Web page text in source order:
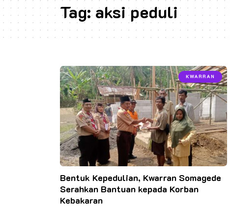
Tag:aksi peduli
KWARRAN
Bentuk Kepedulian, Kwarran Somagede
Serahkan Bantuan kepada Korban
Kebakaran